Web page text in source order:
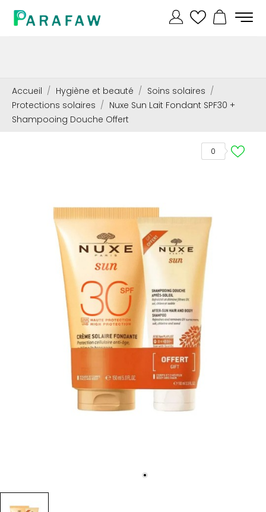
Accueil Hygiène et beauté
Soins solaires
Protections solaires
Nuxe Sun Lait Fondant SPF30 +
Shampooing Douche Offert
0